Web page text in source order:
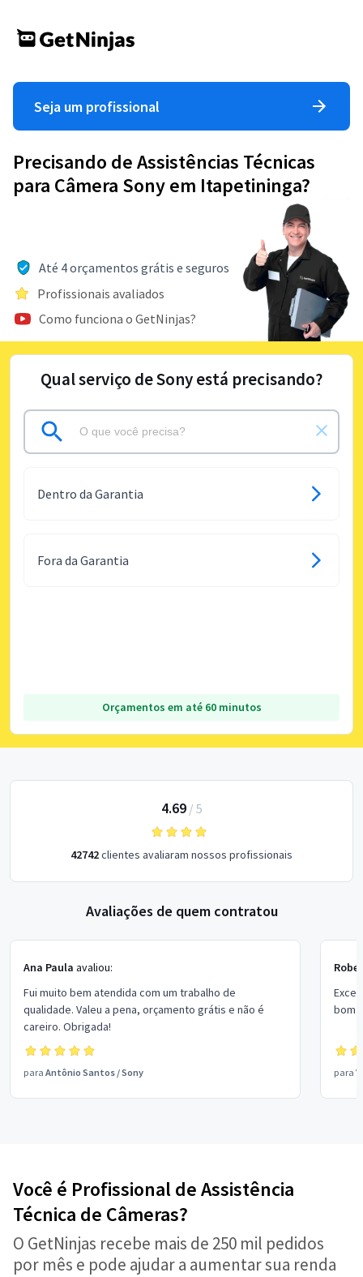
Seja um profissional
Precisando de Assistências Técnicas
para Câmera Sony em Itapetininga?
Até 4 orçamentos grátis e seguros
Profissionais avaliados
Como funciona o GetNinjas?
Qual serviço de Sony está precisando?
Dentro da Garantia
Fora da Garantia
Orçamentos em até 60 minutos
4.69/ 5
42742clientes avaliaram nossos profissionais
Avaliações de quem contratou
Ana Paula avaliou:
Fui muito bem atendida com um trabalho de
qualidade. Valeu a pena, orçamento grátis e não é
careiro. Obrigada!
para Antônio Santos /Sony
bom
para
Você é Profissional de Assistência
Técnica de Câmeras?
O GetNinjas recebe mais de 250 mil pedidos
por mês e pode ajudar a aumentar sua renda